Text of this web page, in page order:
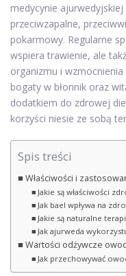
medycynie
przeciwzapalne,
pokarmowy. Regularne
wspiera trawienie, ale
organizmu i
bogaty w błonnik oraz
dodatkiem do zdrowej
korzyści niesie ze sobą
Spis treści
Właściwości i
Jakie są właściwości
Jak bael wpływa na
Jakie są naturalne
Jak ajurweda
Wartości odżywcze
Jak przechowywać